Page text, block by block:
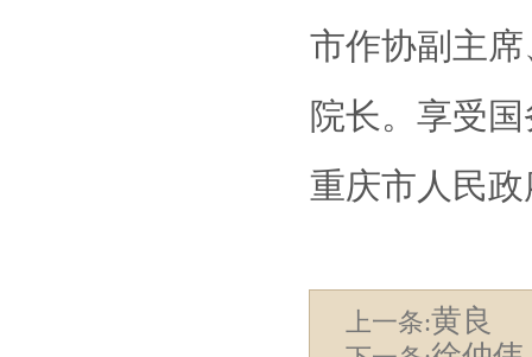
市作协副主
院长。享受
重庆市人民
上一条:黄良